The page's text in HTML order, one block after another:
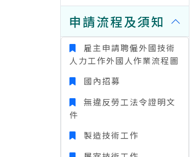
申請流程及須知
雇主申請聘僱外國技術
人力工作外國人作業流程圖
國內招募
無違反勞工法令證明文
件
製造技術工作